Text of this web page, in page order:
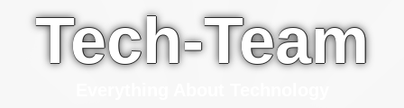
Tech-Team